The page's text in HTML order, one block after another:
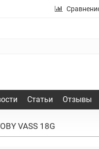
Статьи Отзывы
VASS 18G